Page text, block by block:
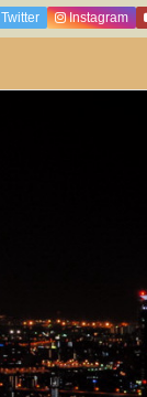
Twitter Instagram